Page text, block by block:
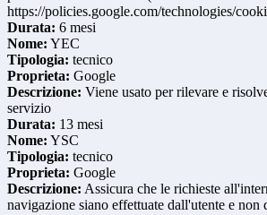
https://policies.google.com/technologies/
Durata: 6 mesi
Nome: YEC
Tipologia: tecnico
Proprieta: Google
Descrizione: Viene usato per rilevare e
servizio
Durata: 13 mesi
Nome: YSC
Tipologia: tecnico
Proprieta: Google
Descrizione: Assicura che le richieste
navigazione siano effettuate dall'utente e non